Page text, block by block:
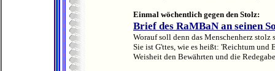
Einmal wöchentlich gegen den Stolz:
Brief des RaMBaN an seinen
Worauf soll denn das Menschenherz
Sie ist G'ttes, wie es heißt: 'Reichtum und
Weisheit den Bewährten und die